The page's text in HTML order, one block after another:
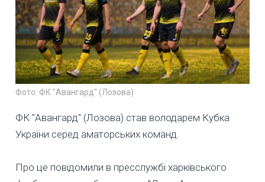
Фото: ФК "Авангард" (Лозова)
ФК "Авангард" (Лозова) став володарем Кубка
України серед аматорських команд.
Про це повідомили в пресслужбі харківського